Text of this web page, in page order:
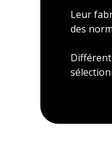
Leur
des